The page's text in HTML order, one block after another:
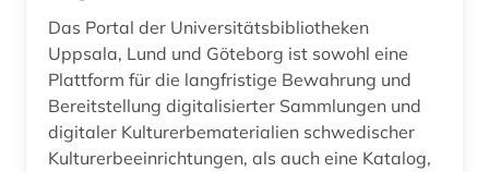
schriftsteller; kabarettist; journalist; kritiker;
theaterkritiker; kriegsberichterstatter; apotheker;
librettist; historiker; romancier (1)
forschung (1)
forschungseinrichtung (1)
Das Portal der Universitätsbibliotheken
Uppsala, Lund und Göteborg ist sowohl eine
Plattform für die langfristige Bewahrung und
Bereitstellung digitalisierter Sammlungen und
digitaler Kulturerbematerialien schwedischer
Kulturerbeeinrichtungen, als auch eine Katalog,